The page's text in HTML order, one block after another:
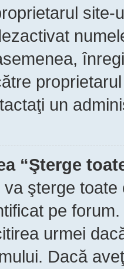
un
“Şterge
şterge
pe
urmei
Dacă